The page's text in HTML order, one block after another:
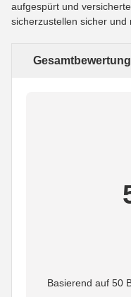
aufgespürt und
sicherzustellen sicher und
Gesamtbewertung
Basierend auf 50